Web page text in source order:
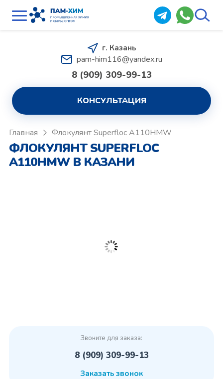
г. Казань
pam-him116@yandex.ru
8 (909) 309-99-13
КОНСУЛЬТАЦИЯ
Главная Флокулянт Superfloc A110HMW
ФЛОКУЛЯНТ SUPERFLOC
A110HMW В КАЗАНИ
Звоните для заказа:
8 (909) 309-99-13
Заказать звонок